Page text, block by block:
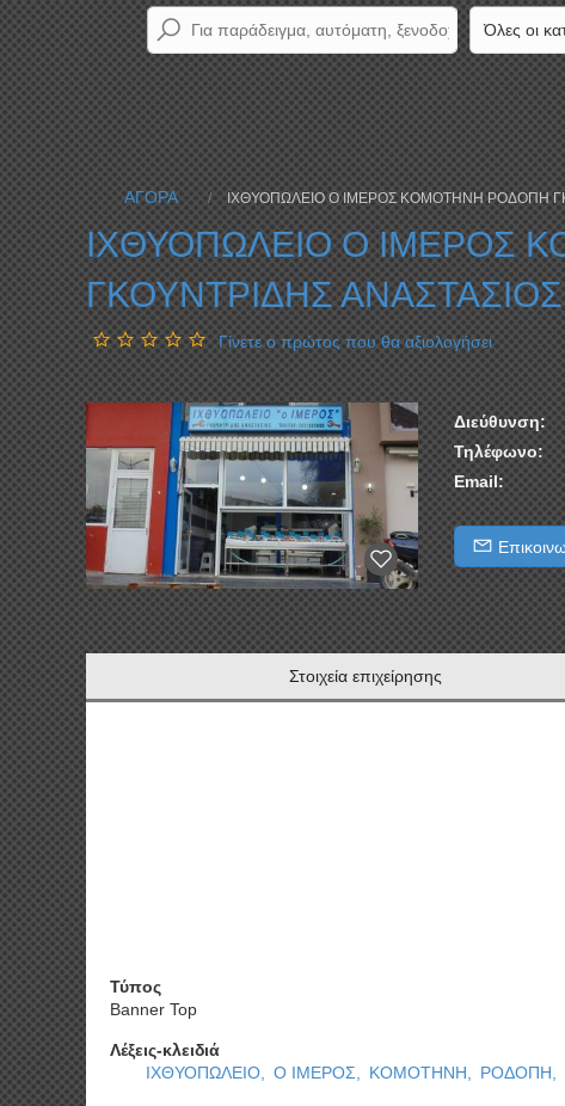
ΑΓΟΡΑ ΙΧΘΥΟΠΩΛΕΙΟ Ο ΙΜΕΡΟΣ ΚΟΜΟΤΗΝΗ ΡΟΔΟΠΗ
ΙΧΘΥΟΠΩΛΕΙΟ Ο ΙΜΕΡΟΣ
ΓΚΟΥΝΤΡΙΔΗΣ
Γίνετε ο πρώτος που θα αξιολογήσει
Διεύθυνση:
Τηλέφωνο:
Email:
Στοιχεία επιχείρησης
Τύπος
Banner Top
Λέξεις-κλειδιά
ΙΧΘΥΟΠΩΛΕΙΟ,
Ο ΙΜΕΡΟΣ, ΚΟΜΟΤΗΝΗ, ΡΟΔΟΠΗ,